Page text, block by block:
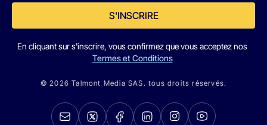
S'INSCRIRE
En cliquant sur s'inscrire, vous confirmez que vous acceptez nos
Termes et Conditions
© 2026 Talmont Media SAS. tous droits réservés.